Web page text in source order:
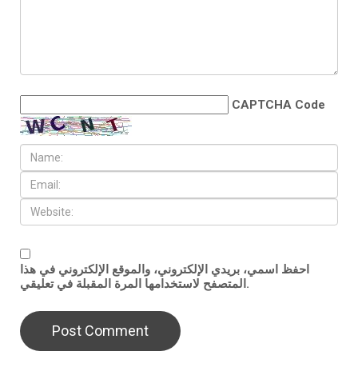
CAPTCHA Code
احفظ اسمي، بريدي الإلكتروني، والموقع الإلكتروني في هذا
المتصفح لاستخدامها المرة المقبلة في تعليقي.